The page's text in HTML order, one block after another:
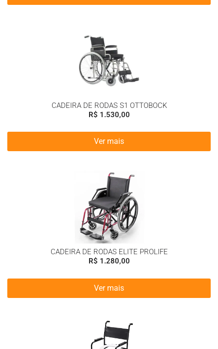
CADEIRA DE RODAS S1 OTTOBOCK
R$ 1.530,00
Ver mais
CADEIRA DE RODAS ELITE PROLIFE
R$ 1.280,00
Ver mais